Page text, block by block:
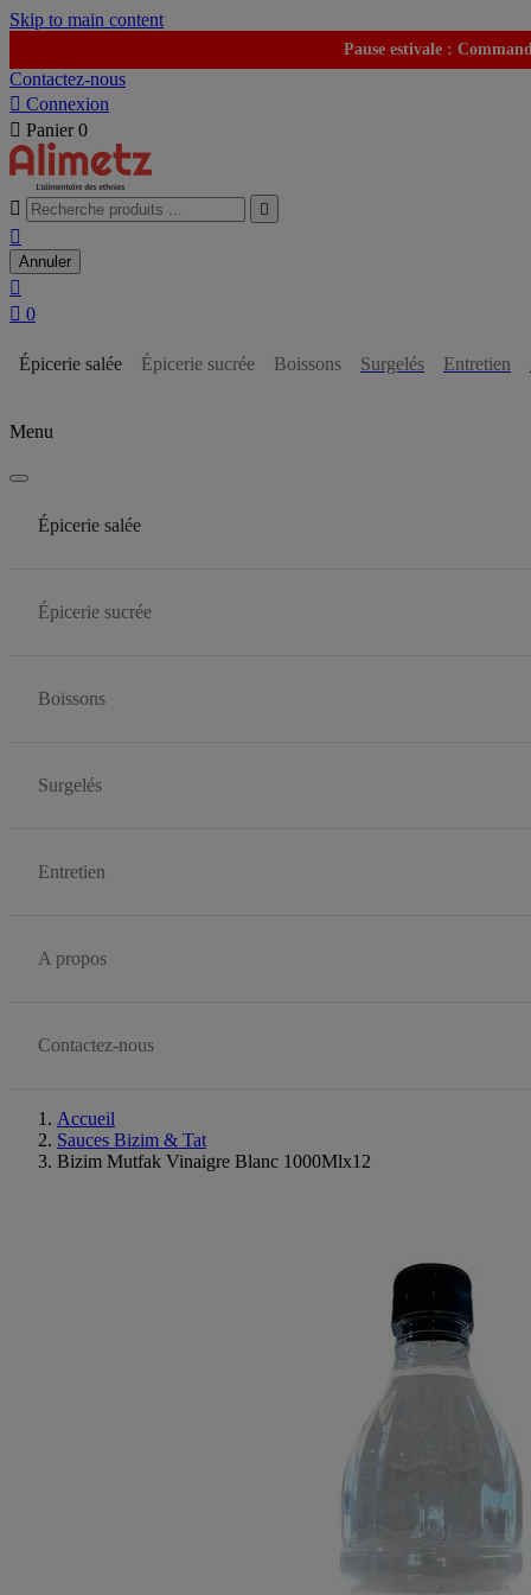
Skip to main content
Pause estivale :
Contactez-nous
 Connexion
 Panier 0
 

Annuler

 0
Épicerie salée Épicerie sucrée Boissons Surgelés Entretien
Menu
Épicerie salée
Épicerie sucrée
Boissons
Surgelés
Entretien
A propos
Contactez-nous
Accueil
Sauces Bizim & Tat
Bizim Mutfak Vinaigre Blanc 1000Mlx12